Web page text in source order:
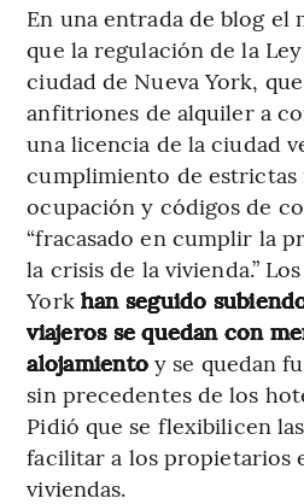
En una entrada de blog el
que la regulación de la
ciudad de Nueva York,
anfitriones de alquiler a
una licencia de la ciudad
cumplimiento de estrictas
ocupación y códigos de
“fracasado en cumplir la
la crisis de la vivienda.”
York han seguido
viajeros se quedan con
alojamiento y se quedan
sin precedentes de los
Pidió que se flexibilicen
facilitar a los propietarios
viviendas.